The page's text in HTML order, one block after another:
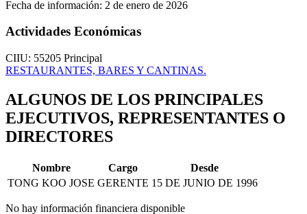
Fecha de información: 2 de enero de 2026
Actividades Económicas
CIIU: 55205 Principal
RESTAURANTES, BARES Y CANTINAS.
ALGUNOS DE LOS PRINCIPALES
EJECUTIVOS, REPRESENTANTES O
DIRECTORES
Nombre Cargo
Desde
TONG KOO JOSE GERENTE 15 DE JUNIO DE 1996
No hay información financiera disponible